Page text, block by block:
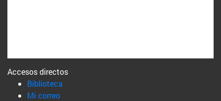
Accesos directos
Biblioteca
Mi correo(abre en nueva ventana)